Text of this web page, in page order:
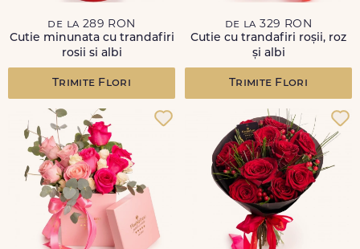
de la 289 RON
Cutie minunata cu trandafiri
rosii si albi
Trimite Flori
de la 329 RON
Cutie cu trandafiri roșii, roz
și albi
Trimite Flori